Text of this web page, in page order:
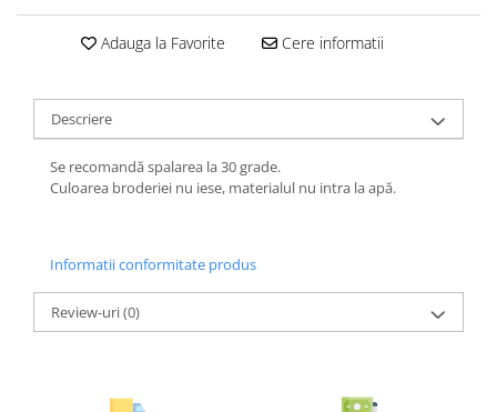
Adauga la Favorite Cere informatii
Descriere
Se recomandă spalarea la 30 grade.
Culoarea broderiei nu iese, materialul nu intra la apă.
Informatii conformitate produs
Review-uri(0)